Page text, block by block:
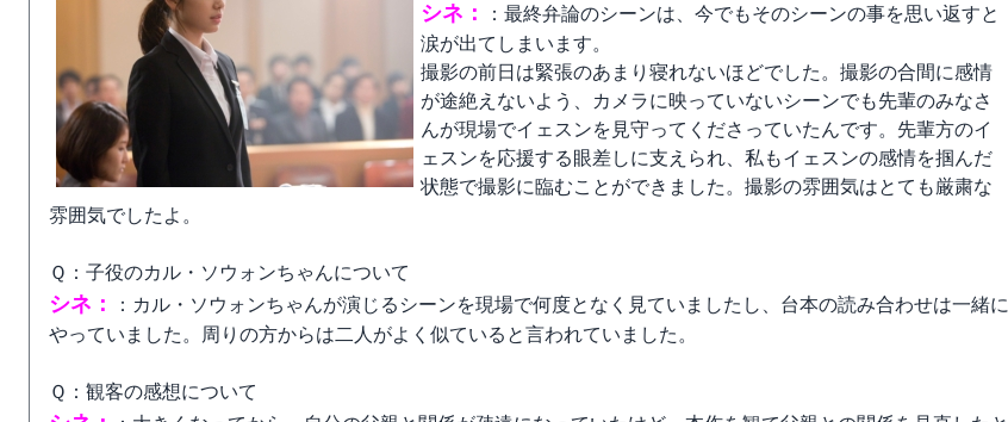
シネ：
：最終弁論のシーンは、今でもそのシーンの事を思い返すと
涙が出てしまいます。
撮影の前日は緊張のあまり寝れないほどでした。撮影の合間に感情
が途絶えないよう、カメラに映っていないシーンでも先輩のみなさ
んが現場でイェスンを見守ってくださっていたんです。先輩方のイ
ェスンを応援する眼差しに支えられ、私もイェスンの感情を掴んだ
状態で撮影に臨むことができました。撮影の雰囲気はとても厳粛な
雰囲気でしたよ。
Ｑ：子役のカル・ソウォンちゃんについて
シネ：
：カル・ソウォンちゃんが演じるシーンを現場で何度となく見ていましたし、台本の読み合わせは一緒に
やっていました。周りの方からは二人がよく似ていると言われていました。
Ｑ：観客の感想について